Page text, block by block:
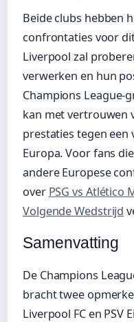
Beide clubs hebben
confrontaties voor
Liverpool zal
verwerken en hun
Champions League-
kan met vertrouwen
prestaties tegen een
Europa. Voor fans
andere Europese
over PSG vs Atlético
Volgende Wedstrijd
Samenvatting
De Champions
bracht twee
Liverpool FC en PSV